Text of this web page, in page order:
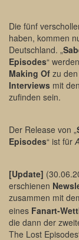
Die fünf
haben, kommen
Deutschland. „
Episodes“
Making Of zu
Interviews mit
zufinden sein.
Der Release von „
Episodes“ ist für
[Update]
erschienen
zusammen mit
eines Fanart-
die dann der
The Lost